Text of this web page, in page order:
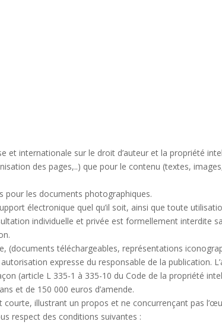
et internationale sur le droit d’auteur et la propriété
des pages,..) que pour le contenu (textes,
pour les documents photographiques.
électronique quel qu’il soit, ainsi que toute
individuelle et privée est formellement interdite
(documents téléchargeables, représentations
expresse du responsable de la publication.
(article L 335-1 à 335-10 du Code de la propriété
et de 150 000 euros d’amende.
illustrant un propos et ne concurrençant pas
respect des conditions suivantes :